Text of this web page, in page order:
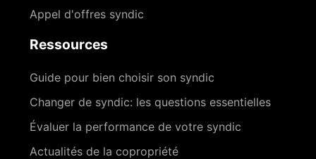
Appel d'offres syndic
Ressources
Guide pour bien choisir son syndic
Changer de syndic: les questions essentielles
Évaluer la performance de votre syndic
Actualités de la copropriété